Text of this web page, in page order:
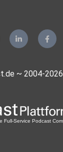
~ 2004-2026